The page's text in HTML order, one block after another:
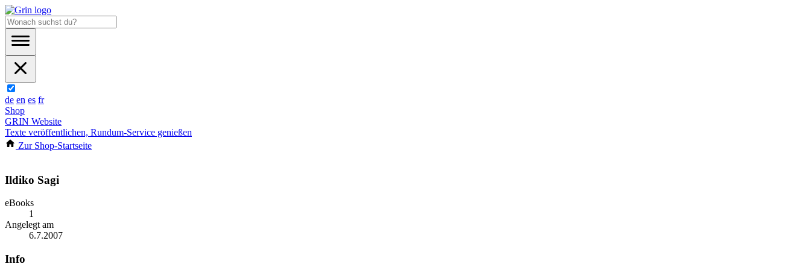
de en es fr
Shop
GRIN Website
Texte veröffentlichen, Rundum-Service genießen
Zur Shop-Startseite
Ildiko Sagi
eBooks
1
Angelegt am
6.7.2007
Info